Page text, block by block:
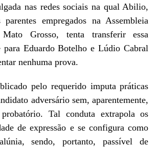
nas redes sociais na qual Abilio,
empregados na Assembleia
Grosso, tenta transferir essa
para Eduardo Botelho e Lúdio Cabral
nenhuma prova.
pelo requerido imputa práticas
adversário sem, aparentemente,
Tal conduta extrapola os
de expressão e se configura como
sendo, portanto, passível de